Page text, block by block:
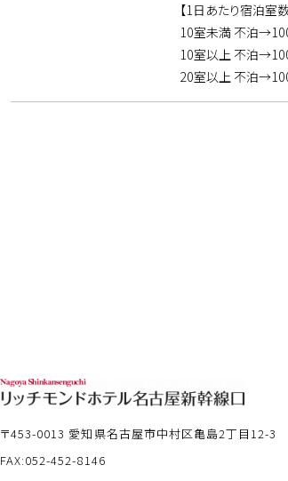
【1日あたり宿泊室数
10室未満 不泊
10室以上 不泊
20室以上 不泊
〒453-0013 愛知県名古屋市中村区亀島2丁目12-3
FAX:052-452-8146